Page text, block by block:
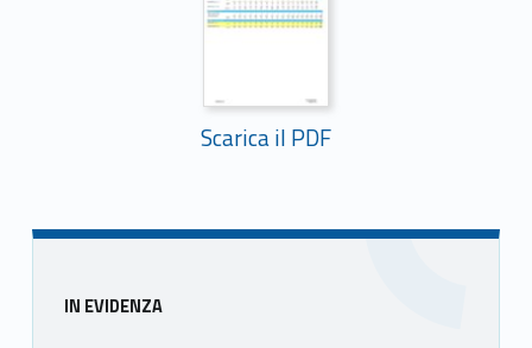
Scarica il PDF
Sidebar
IN EVIDENZA